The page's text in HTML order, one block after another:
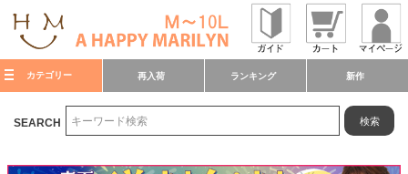
カテゴリー 再入荷 ランキング 新作
SEARCH 検索